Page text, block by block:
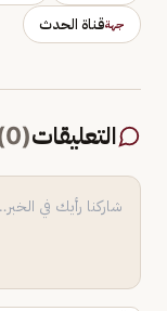
جهةقناة الحدث
التعليقات(
0